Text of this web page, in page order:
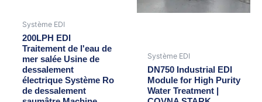
Système EDI
200LPH EDI
Traitement de l'eau de
mer salée Usine de
dessalement
électrique Système Ro
de dessalement
Système EDI
DN750 Industrial EDI
Module for High Purity
Water Treatment |